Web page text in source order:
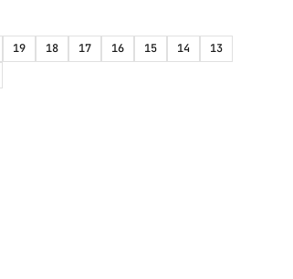
19 18 17 16 15 14
13